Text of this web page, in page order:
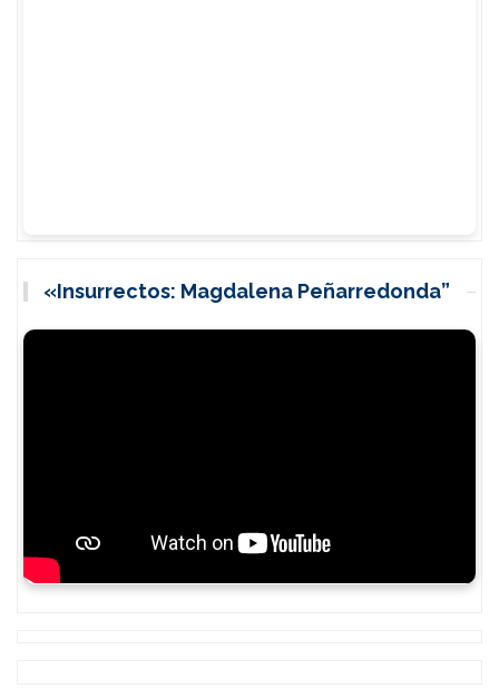
«Insurrectos: Magdalena Peñarredonda”